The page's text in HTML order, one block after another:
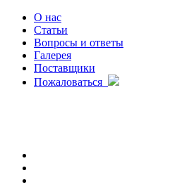
О нас
Статьи
Вопросы и ответы
Галерея
Поставщики
Пожаловаться